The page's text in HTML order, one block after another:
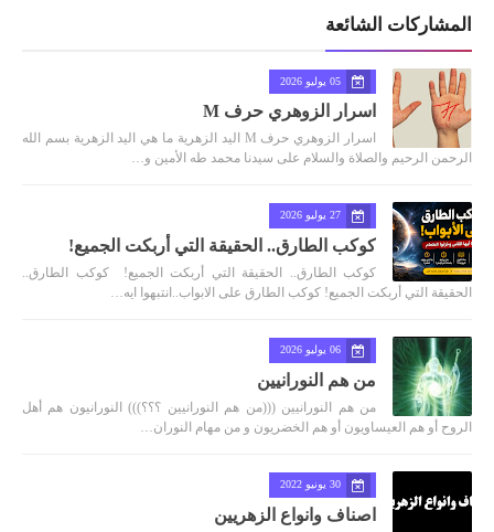
المشاركات الشائعة
05 يوليو 2026
اسرار الزوهري حرف M
اسرار الزوهري حرف M اليد الزهرية ما هي اليد الزهرية بسم الله
الرحمن الرحيم والصلاة والسلام على سيدنا محمد طه الأمين و…
27 يوليو 2026
كوكب الطارق.. الحقيقة التي أربكت الجميع!
كوكب الطارق.. الحقيقة التي أربكت الجميع! كوكب الطارق..
الحقيقة التي أربكت الجميع! كوكب الطارق على الابواب..انتبهوا ايه…
06 يوليو 2026
من هم النورانيين
من هم النورانيين (((من هم النورانيين ؟؟؟))) النورانيون هم أهل
الروح أو هم العيساويون أو هم الخضريون و من مهام النوران…
30 يونيو 2022
اصناف وانواع الزهريين